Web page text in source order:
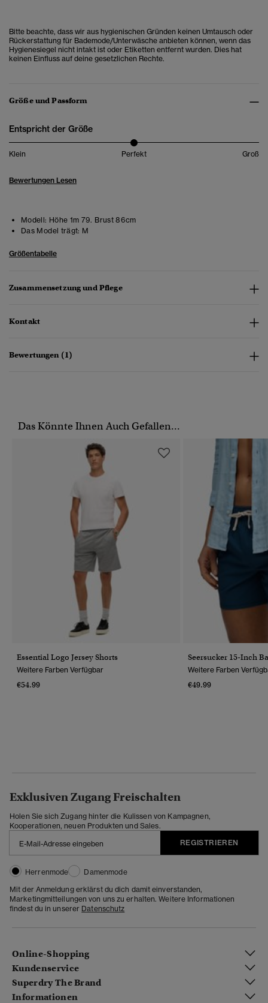
Bitte beachte, dass wir aus hygienischen Gründen keinen Umtausch oder
Rückerstattung für Bademode/Unterwäsche anbieten können, wenn das
Hygienesiegel nicht intakt ist oder Etiketten entfernt wurden. Dies hat
keinen Einfluss auf deine gesetzlichen Rechte.
Größe und Passform
Entspricht der Größe
Klein Perfekt Groß
Bewertungen Lesen
Modell: Höhe 1m 79. Brust 86cm
Das Model trägt: M
Größentabelle
Zusammensetzung und Pflege
Kontakt
Bewertungen (1)
Das Könnte Ihnen Auch Gefallen...
Essential Logo Jersey Shorts
Weitere Farben Verfügbar
€54.99
Seersucker 15-Inch
Weitere Farben
€49.99
Exklusiven Zugang Freischalten
Holen Sie sich Zugang hinter die Kulissen von Kampagnen,
Kooperationen, neuen Produkten und Sales.
REGISTRIEREN
Herrenmode
Damenmode
Mit der Anmeldung erklärst du dich damit einverstanden,
Marketingmitteilungen von uns zu erhalten. Weitere Informationen
findest du in unserer Datenschutz
Online-Shopping
Kundenservice
Superdry The Brand
Informationen